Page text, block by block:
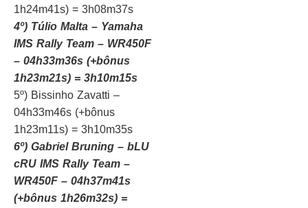
1h24m41s) = 3h08m37s
4º) Túlio Malta – Yamaha
IMS Rally Team – WR450F
– 04h33m36s (+bônus
1h23m21s) = 3h10m15s
5º) Bissinho Zavatti –
04h33m46s (+bônus
1h23m11s) = 3h10m35s
6º) Gabriel Bruning – bLU
cRU IMS Rally Team –
WR450F – 04h37m41s
(+bônus 1h26m32s) =